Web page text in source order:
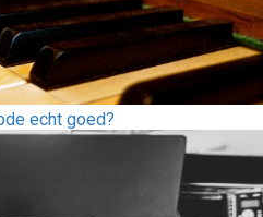
echt goed?